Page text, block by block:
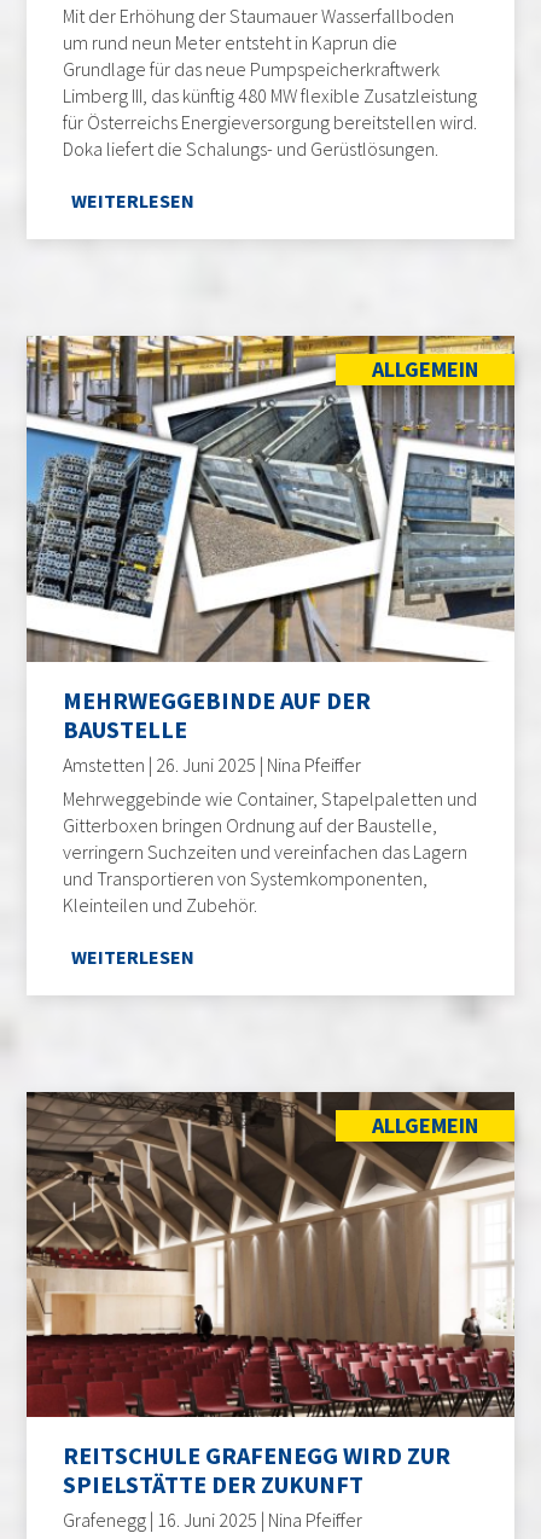
Mit der Erhöhung der Staumauer Wasserfallboden
um rund neun Meter entsteht in Kaprun die
Grundlage für das neue Pumpspeicherkraftwerk
Limberg III, das künftig 480 MW flexible Zusatzleistung
für Österreichs Energieversorgung bereitstellen wird.
Doka liefert die Schalungs- und Gerüstlösungen.
WEITERLESEN
ALLGEMEIN
MEHRWEGGEBINDE AUF DER
BAUSTELLE
Amstetten | 26. Juni 2025 | Nina Pfeiffer
Mehrweggebinde wie Container, Stapelpaletten und
Gitterboxen bringen Ordnung auf der Baustelle,
verringern Suchzeiten und vereinfachen das Lagern
und Transportieren von Systemkomponenten,
Kleinteilen und Zubehör.
WEITERLESEN
ALLGEMEIN
REITSCHULE GRAFENEGG WIRD ZUR
SPIELSTÄTTE DER ZUKUNFT
Grafenegg | 16. Juni 2025 | Nina Pfeiffer